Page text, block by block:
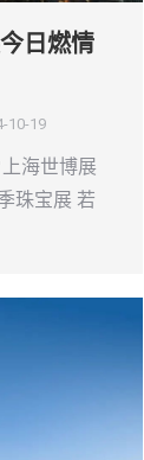
日燃情
10-19
海世博展
珠宝展 若